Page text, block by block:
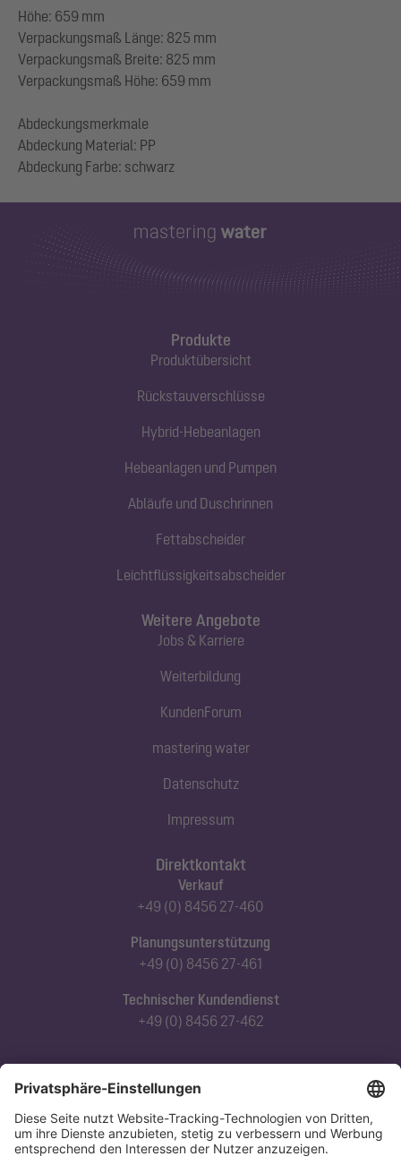
Höhe: 659 mm
Verpackungsmaß Länge: 825 mm
Verpackungsmaß Breite: 825 mm
Verpackungsmaß Höhe: 659 mm
Abdeckungsmerkmale
Abdeckung Material: PP
Produkte
Produktübersicht
Rückstauverschlüsse
Hybrid-Hebeanlagen
Hebeanlagen und Pumpen
Abläufe und Duschrinnen
Fettabscheider
Leichtflüssigkeitsabscheider
Direktkontakt
Verkauf
+49 (0) 8456 27-460
Planungsunterstützung
+49 (0) 8456 27-461
Technischer Kundendienst
+49 (0) 8456 27-462
Abonnieren Sie unseren Newsletter
Jetzt anmelden
Weitere Angebote
Jobs & Karriere
Weiterbildung
KundenForum
mastering water
Datenschutz
Impressum